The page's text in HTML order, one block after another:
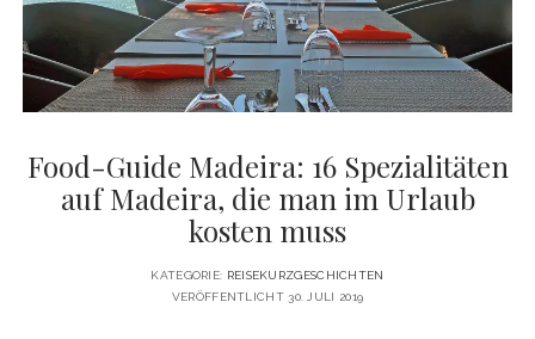
Food-Guide Madeira: 16 Spezialitäten
auf Madeira, die man im Urlaub
kosten muss
KATEGORIE: REISEKURZGESCHICHTEN
VERÖFFENTLICHT 30. JULI 2019